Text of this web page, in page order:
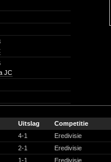
JC
Uitslag
Competitie
4-1
Eredivisie
2-1
Eredivisie
1-1
Eredivisie